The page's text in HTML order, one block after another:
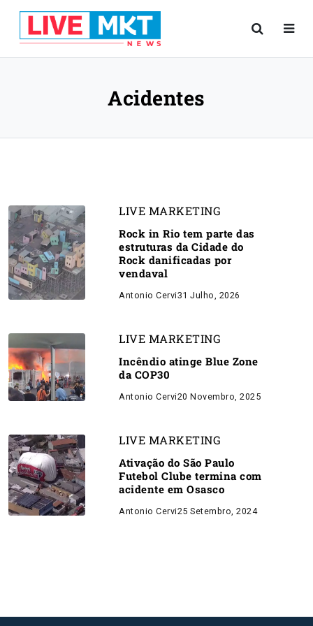
Acidentes
LIVE MARKETING
Rock in Rio tem parte das
estruturas da Cidade do
Rock danificadas por
vendaval
Antonio Cervi31 Julho, 2026
LIVE MARKETING
Incêndio atinge Blue Zone
da COP30
Antonio Cervi20 Novembro, 2025
LIVE MARKETING
Ativação do São Paulo
Futebol Clube termina com
acidente em Osasco
Antonio Cervi25 Setembro, 2024